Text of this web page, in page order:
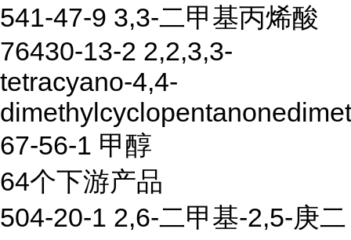
541-47-9 3,3-二甲基丙烯酸
76430-13-2 2,2,3,3-
tetracyano-4,4-
67-56-1 甲醇
64个下游产品
504-20-1 2,6-二甲基-2,5-庚二